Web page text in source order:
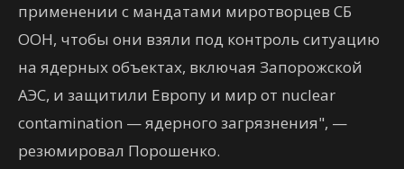
применении с мандатами миротворцев СБ
ООН, чтобы они взяли под контроль ситуацию
на ядерных объектах, включая Запорожской
АЭС, и защитили Европу и мир от nuclear
contamination — ядерного загрязнения", —
резюмировал Порошенко.